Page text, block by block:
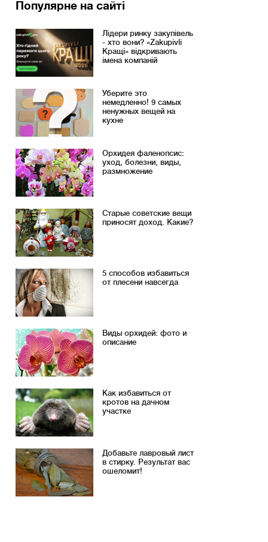
Популярне на сайті
Лідери ринку закупівель
- хто вони? «Zakupivli
Кращі» відкривають
імена компаній
Уберите это
немедленно! 9 самых
ненужных вещей на
кухне
Орхидея фаленопсис:
уход, болезни, виды,
размножение
Старые советские вещи
приносят доход. Какие?
5 способов избавиться
от плесени навсегда
Виды орхидей: фото и
описание
Как избавиться от
кротов на дачном
участке
Добавьте лавровый лист
в стирку. Результат вас
ошеломит!